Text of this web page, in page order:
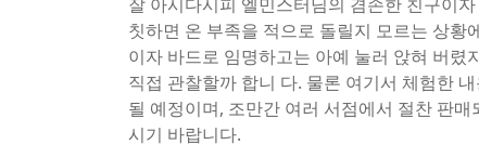
칫하면 온 부족을 적으로 돌릴지 모르는 상
이자 바드로 임명하고는 아예 눌러 앉혀 버
직접 관찰할까 합니 다. 물론 여기서 체험한
될 예정이며, 조만간 여러 서점에서 절찬 판
시기 바랍니다.